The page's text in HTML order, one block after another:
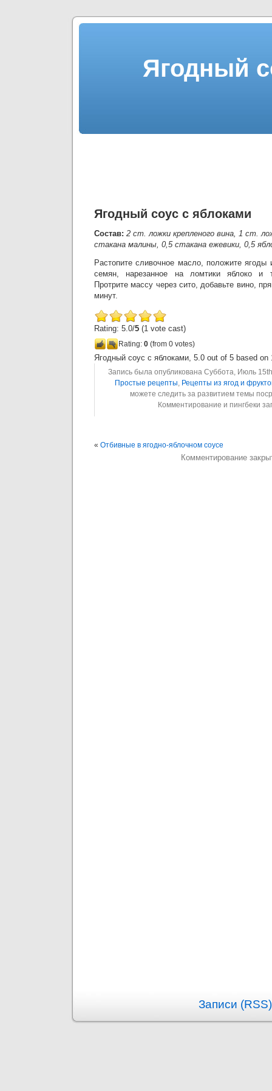
Ягодный
Ягодный соус с яблоками
Состав: 2 ст. ложки крепленого вина, 1 ст.
стакана малины, 0,5 стакана ежевики, 0,5
Растопите сливочное масло, положите
семян, нарезанное на ломтики яблоко и
Протрите массу через сито, добавьте вино,
минут.
Rating: 5.0/5 (1 vote cast)
Rating: 0 (from 0 votes)
Ягодный соус с яблоками, 5.0 out of 5 based on
Запись была опубликована Суббота, Июль
Простые рецепты, Рецепты из ягод и
можете следить за развитием темы
Комментирование и пингбеки
« Отбивные в ягодно-яблочном соусе
Комментирование
Записи (RSS)